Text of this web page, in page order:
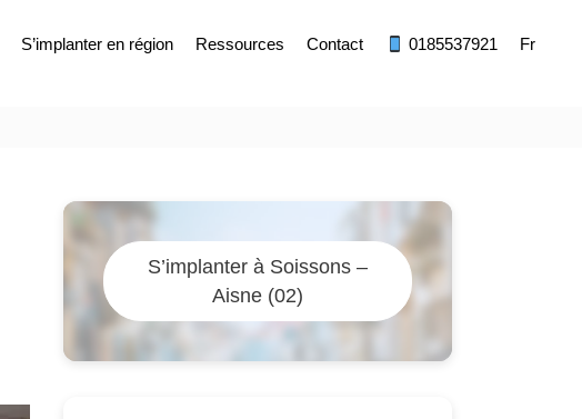
S’implanter en région Ressources Contact 0185537921 Fr
S’implanter à Soissons –
Aisne (02)